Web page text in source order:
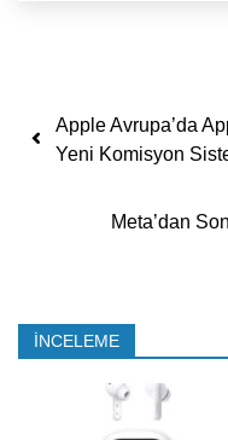
Yazı
Apple Avrupa’da
Yeni Komisyon
Meta’dan
İNCELEME